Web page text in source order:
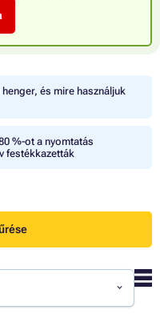
és mire használjuk
%-ot a nyomtatás
festékkazetták